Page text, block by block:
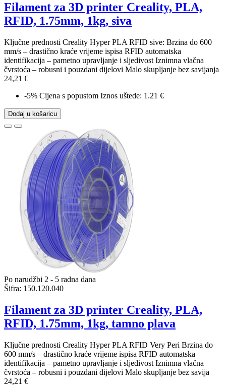
Filament za 3D printer Creality, PLA,
RFID, 1.75mm, 1kg, siva
Ključne prednosti Creality Hyper PLA RFID sive: Brzina do 600
mm/s – drastično kraće vrijeme ispisa RFID automatska
identifikacija – pametno upravljanje i sljedivost Iznimna vlačna
čvrstoća – robusni i pouzdani dijelovi Malo skupljanje bez savijanja
24,21 €
-5% Cijena s popustom Iznos uštede: 1.21 €
Dodaj u košaricu
Po narudžbi 2 - 5 radna dana
Šifra: 150.120.040
Filament za 3D printer Creality, PLA,
RFID, 1.75mm, 1kg, tamno plava
Ključne prednosti Creality Hyper PLA RFID Very Peri Brzina do
600 mm/s – drastično kraće vrijeme ispisa RFID automatska
identifikacija – pametno upravljanje i sljedivost Iznimna vlačna
čvrstoća – robusni i pouzdani dijelovi Malo skupljanje bez savija
24,21 €